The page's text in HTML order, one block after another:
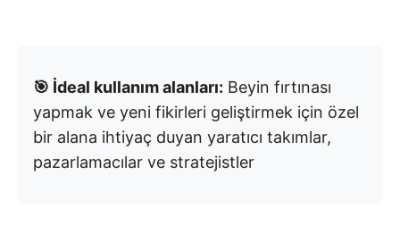
🎯 İdeal kullanım alanları: Beyin fırtınası
yapmak ve yeni fikirleri geliştirmek için özel
bir alana ihtiyaç duyan yaratıcı takımlar,
pazarlamacılar ve stratejistler